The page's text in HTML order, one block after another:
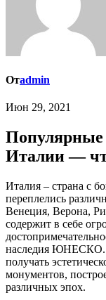
Отadmin
Июн 29, 2021
Популярные
Италии —
Италия – страна с богатым культурным наследием, в которой
переплелись
Венеция, Верона,
содержит в себе
наследия ЮНЕСКО.
получать
монументов,
различных эпох.